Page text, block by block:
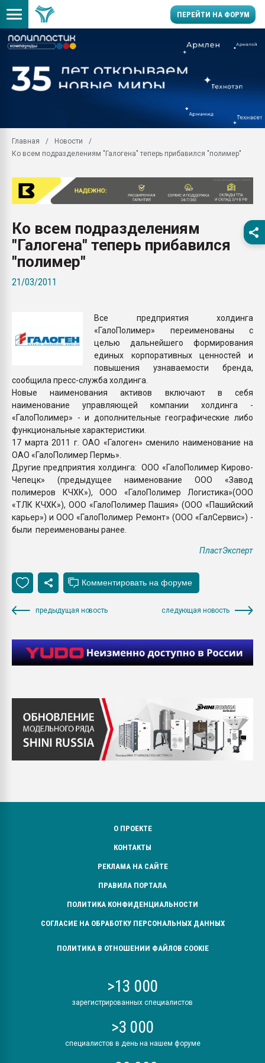
ПЕРЕЙТИ НА ФОРУМ
универсальны, что
умельцы изготовили
Продажа готового
производство SPC
29.07.2026 ФРП помог
Помощь в подборе
ближайшее
Подмосковье, Москва
ПЕРЕЙТИ НА
Главная
Новости
Ко всем подразделениям "Галогена" теперь прибавился "полимер"
Ко всем подразделениям
"Галогена" теперь прибавился
"полимер"
21/03/2011
Все предприятия холдинга
«ГалоПолимер» переименованы с
целью дальнейшего формирования
единых корпоративных ценностей и
повышения узнаваемости бренда,
сообщила пресс-служба холдинга.
Новые наименования активов включают в себя
наименование управляющей компании холдинга -
«ГалоПолимер» - и дополнительные географические либо
функциональные характеристики.
17 марта 2011 г. ОАО «Галоген» сменило наименование на
ОАО «ГалоПолимер Пермь».
Другие предприятия холдинга: ООО «ГалоПолимер Кирово-
Чепецк» (предыдущее наименование ООО «Завод
полимеров КЧХК»), ООО «ГалоПолимер Логистика»(ООО
«ТЛК КЧХК»), ООО «ГалоПолимер Пашия» (ООО «Пашийский
карьер») и ООО «ГалоПолимер Ремонт» (ООО «ГалСервис») -
были переименованы ранее.
ПластЭксперт
предыдущая новость следующая новость
О ПРОЕКТЕ
КОНТАКТЫ
РЕКЛАМА НА САЙТЕ
ПРАВИЛА ПОРТАЛА
ПОЛИТИКА КОНФИДЕНЦИАЛЬНОСТИ
СОГЛАСИЕ НА ОБРАБОТКУ ПЕРСОНАЛЬНЫХ ДАННЫХ
ПОЛИТИКА В ОТНОШЕНИИ ФАЙЛОВ COOKIE
>13 000
зарегистрированных специалистов
>3 000
специалистов в день на нашем форуме